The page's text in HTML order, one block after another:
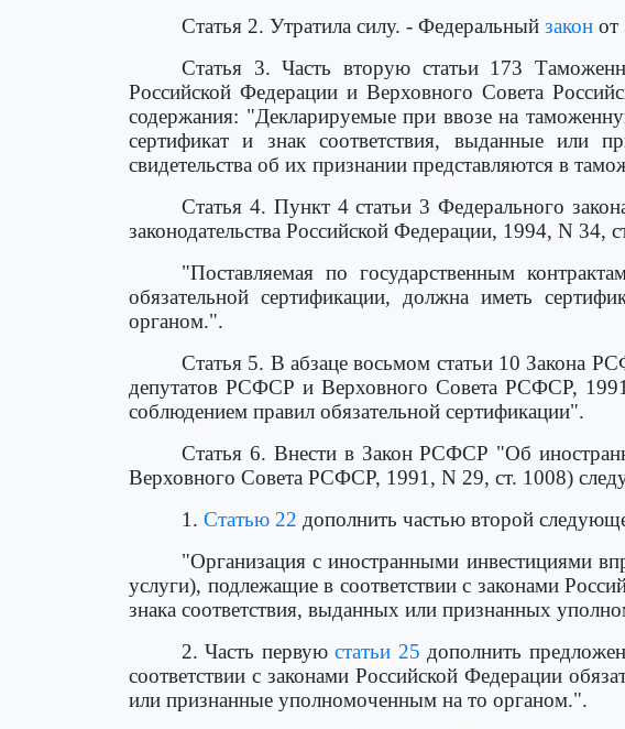
Статья 2. Утратила силу. - Федеральный закон
Статья 3. Часть вторую статьи 173
Российской Федерации и Верховного Совета
содержания: "Декларируемые при ввозе на
сертификат и знак соответствия, выданные или
свидетельства об их признании представляются в
Статья 4. Пункт 4 статьи 3 Федерального
законодательства Российской Федерации, 1994, N
"Поставляемая по государственным
обязательной сертификации, должна иметь
органом.".
Статья 5. В абзаце восьмом статьи 10 Закона
депутатов РСФСР и Верховного Совета РСФСР,
соблюдением правил обязательной сертификации".
Статья 6. Внести в Закон РСФСР "Об
Верховного Совета РСФСР, 1991, N 29, ст. 1008)
1. Статью 22 дополнить частью второй
"Организация с иностранными инвестициями
услуги), подлежащие в соответствии с законами
знака соответствия, выданных или признанных
2. Часть первуюстатьи 25 дополнить
соответствии с законами Российской Федерации
или признанные уполномоченным на то органом.".